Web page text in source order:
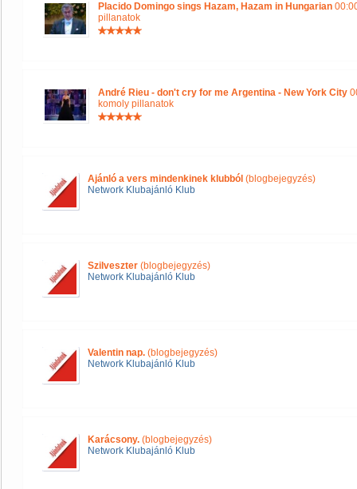
Placido Domingo sings Hazam, Hazam in Hungarian
pillanatok
André Rieu - don't cry for me Argentina - New York City
komoly pillanatok
Ajánló a vers mindenkinek klubból (blogbejegyzés)
Network Klubajánló Klub
Szilveszter (blogbejegyzés)
Network Klubajánló Klub
Valentin nap. (blogbejegyzés)
Network Klubajánló Klub
Karácsony. (blogbejegyzés)
Network Klubajánló Klub